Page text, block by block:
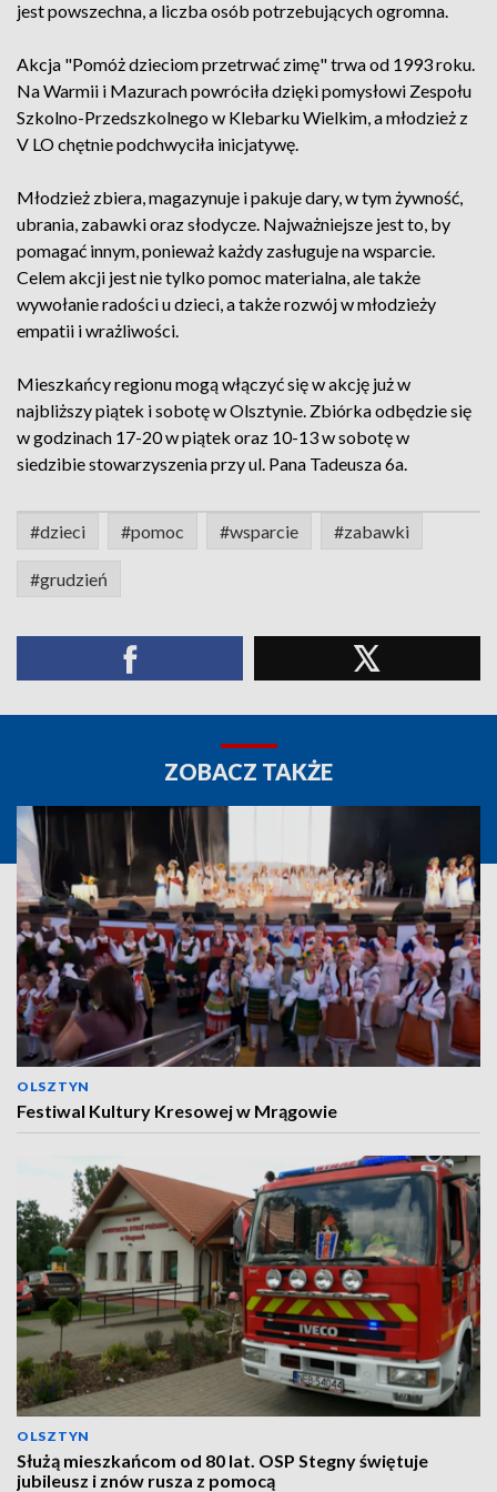
jest powszechna, a liczba osób potrzebujących ogromna.
Akcja "Pomóż dzieciom przetrwać zimę" trwa od 1993 roku.
Na Warmii i Mazurach powróciła dzięki pomysłowi Zespołu
Szkolno-Przedszkolnego w Klebarku Wielkim, a młodzież z
V LO chętnie podchwyciła inicjatywę.
Młodzież zbiera, magazynuje i pakuje dary, w tym żywność,
ubrania, zabawki oraz słodycze. Najważniejsze jest to, by
pomagać innym, ponieważ każdy zasługuje na wsparcie.
Celem akcji jest nie tylko pomoc materialna, ale także
wywołanie radości u dzieci, a także rozwój w młodzieży
empatii i wrażliwości.
Mieszkańcy regionu mogą włączyć się w akcję już w
najbliższy piątek i sobotę w Olsztynie. Zbiórka odbędzie się
w godzinach 17-20 w piątek oraz 10-13 w sobotę w
siedzibie stowarzyszenia przy ul. Pana Tadeusza 6a.
#dzieci #pomoc #wsparcie #zabawki
#grudzień
ZOBACZ TAKŻE
OLSZTYN
Festiwal Kultury Kresowej w Mrągowie
OLSZTYN
Służą mieszkańcom od 80 lat. OSP Stegny świętuje
jubileusz i znów rusza z pomocą